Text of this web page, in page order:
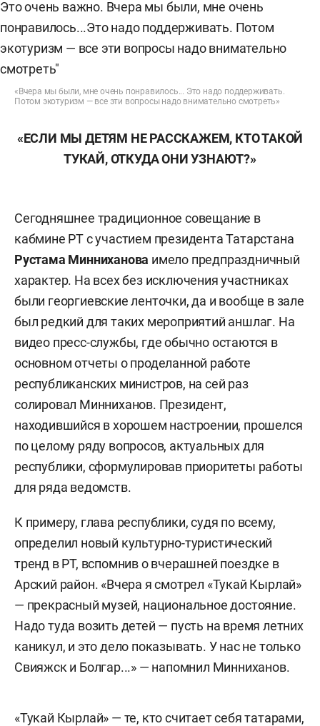
«Вчера мы были, мне очень понравилось... Это надо поддерживать.
Потом экотуризм — все эти вопросы надо внимательно смотреть»
«ЕСЛИ МЫ ДЕТЯМ НЕ РАССКАЖЕМ, КТО ТАКОЙ
ТУКАЙ, ОТКУДА ОНИ УЗНАЮТ?»
Сегодняшнее традиционное совещание в
кабмине РТ с участием президента Татарстана
Рустама Минниханова имело предпраздничный
характер. На всех без исключения участниках
были георгиевские ленточки, да и вообще в зале
был редкий для таких мероприятий аншлаг. На
видео пресс-службы, где обычно остаются в
основном отчеты о проделанной работе
республиканских министров, на сей раз
солировал Минниханов. Президент,
находившийся в хорошем настроении, прошелся
по целому ряду вопросов, актуальных для
республики, сформулировав приоритеты работы
для ряда ведомств.
К примеру, глава республики, судя по всему,
определил новый культурно-туристический
тренд в РТ, вспомнив о вчерашней поездке в
Арский район. «Вчера я смотрел «Тукай Кырлай»
— прекрасный музей, национальное достояние.
Надо туда возить детей — пусть на время летних
каникул, и это дело показывать. У нас не только
Свияжск и Болгар...» — напомнил Минниханов.
«Тукай Кырлай» — те, кто считает себя татарами,